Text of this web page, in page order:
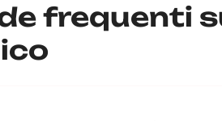
frequenti